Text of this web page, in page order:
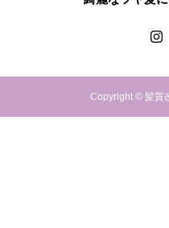
Copyright © 髪質